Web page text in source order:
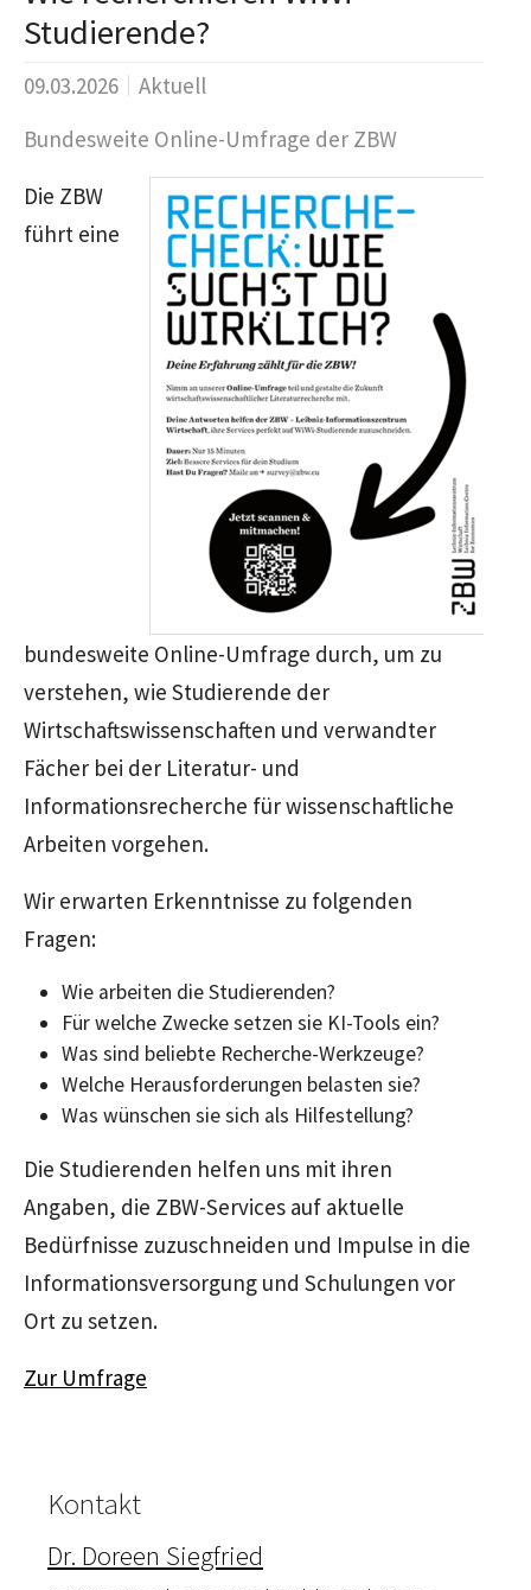
Studierende?
09.03.2026
Aktuell
Bundesweite Online-Umfrage der ZBW
Die ZBW
führt eine
bundesweite Online-Umfrage durch, um zu
verstehen, wie Studierende der
Wirtschaftswissenschaften und verwandter
Fächer bei der Literatur- und
Informationsrecherche für wissenschaftliche
Arbeiten vorgehen.
Wir erwarten Erkenntnisse zu folgenden
Fragen:
Wie arbeiten die Studierenden?
Für welche Zwecke setzen sie KI-Tools ein?
Was sind beliebte Recherche-Werkzeuge?
Welche Herausforderungen belasten sie?
Was wünschen sie sich als Hilfestellung?
Die Studierenden helfen uns mit ihren
Angaben, die ZBW-Services auf aktuelle
Bedürfnisse zuzuschneiden und Impulse in die
Informationsversorgung und Schulungen vor
Ort zu setzen.
Zur Umfrage
Kontakt
Dr. Doreen Siegfried